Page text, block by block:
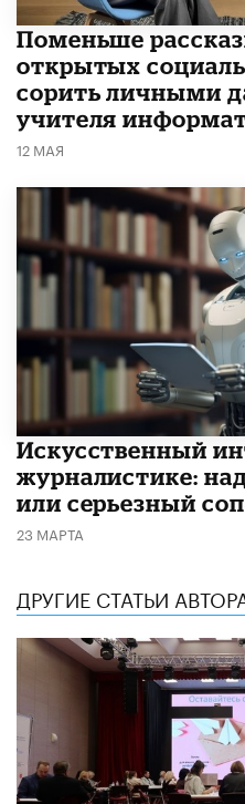
Поменьше
открытых
сорить личными
учителя
12 МАЯ
Искусственный
журналистике:
или серьезный
23 МАРТА
ДРУГИЕ СТАТЬИ